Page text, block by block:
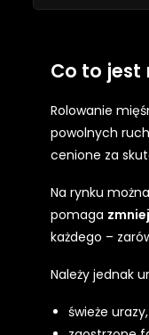
Co to jest
Rolowanie
powolnych
cenione za
Na rynku
pomaga
każdego –
Należy jednak
świeże urazy,